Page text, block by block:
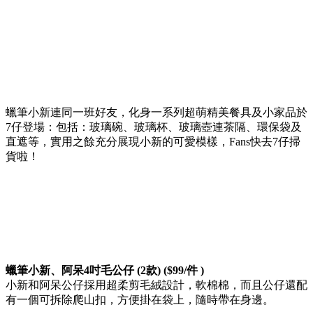
蠟筆小新連同一班好友，化身一系列超萌精美餐具及小家品於
7仔登場：包括：玻璃碗、玻璃杯、玻璃壺連茶隔、環保袋及
直遮等，實用之餘充分展現小新的可愛模樣，Fans快去7仔掃
貨啦！
蠟筆小新、阿呆4吋毛公仔 (2款) ($99/件 )
小新和阿呆公仔採用超柔剪毛絨設計，軟棉棉，而且公仔還配
有一個可拆除爬山扣，方便掛在袋上，隨時帶在身邊。